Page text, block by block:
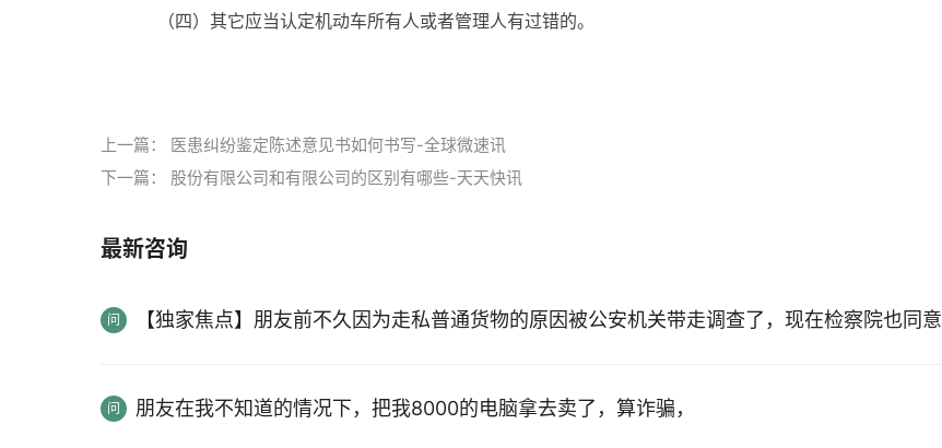
（四）其它应当认定机动车所有人或者管理人有过错的。
上一篇： 医患纠纷鉴定陈述意见书如何书写-全球微速讯
下一篇： 股份有限公司和有限公司的区别有哪些-天天快讯
最新咨询
【独家焦点】朋友前不久因为走私普通货物的原因被公安机关带走调查了，现在检察院也同意
朋友在我不知道的情况下，把我8000的电脑拿去卖了，算诈骗，